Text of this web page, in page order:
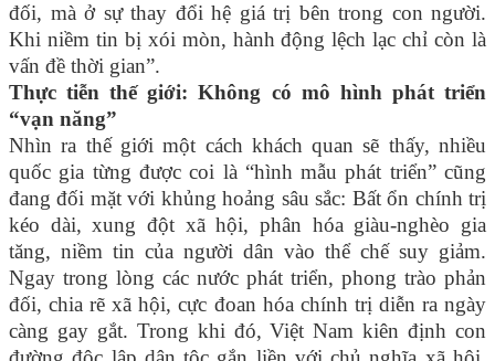
đối, mà ở sự thay đổi hệ giá trị bên trong con người.
Khi niềm tin bị xói mòn, hành động lệch lạc chỉ còn là
vấn đề thời gian”.
Thực tiễn thế giới: Không có mô hình phát triển
“vạn năng”
Nhìn ra thế giới một cách khách quan sẽ thấy, nhiều
quốc gia từng được coi là “hình mẫu phát triển” cũng
đang đối mặt với khủng hoảng sâu sắc: Bất ổn chính trị
kéo dài, xung đột xã hội, phân hóa giàu-nghèo gia
tăng, niềm tin của người dân vào thể chế suy giảm.
Ngay trong lòng các nước phát triển, phong trào phản
đối, chia rẽ xã hội, cực đoan hóa chính trị diễn ra ngày
càng gay gắt. Trong khi đó, Việt Nam kiên định con